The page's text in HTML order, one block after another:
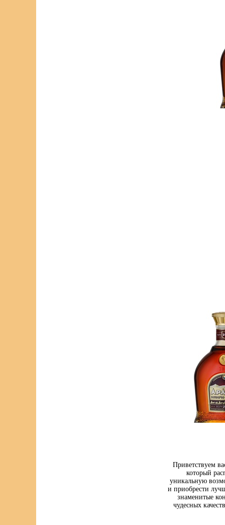
Приветствуем
который
уникальную
и приобрести
знаменитые
чудесных